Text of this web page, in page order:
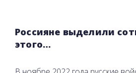
Россияне выделили
этого…